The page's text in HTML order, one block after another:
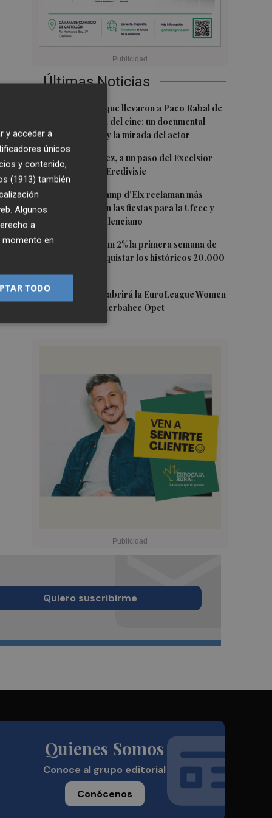
Últimas Noticias
Las '200 vidas' que llevaron a Paco Rabal de
Águilas a la cima del cine: un documental
recupera la voz y la mirada del actor
2Mario Domínguez, a un paso del Excelsior
Róterdam de la Eredivisie
3
Entidades del Camp d'Elx reclaman más
protagonismo en las fiestas para la Ufece y
conciertos en valenciano
4 El Ibex 35 sube un 2% la primera semana de
agosto tras conquistar los históricos 20.000
5Valencia Basket abrirá la EuroLeague Women
en casa ante Fenerbahce Opet
Quiero suscribirme
Quienes Somos
Conoce al grupo editorial
Conócenos
y acceder a
únicos
y contenido,
(1913) también
Algunos
a
momento en
TODO